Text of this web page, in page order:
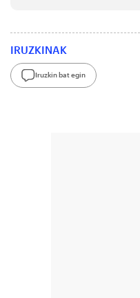
IRUZKINAK
Iruzkin bat egin